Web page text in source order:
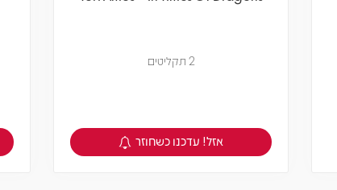
2 תקליטים
צפיה במוצר
אזל! עדכנו כשחוזר